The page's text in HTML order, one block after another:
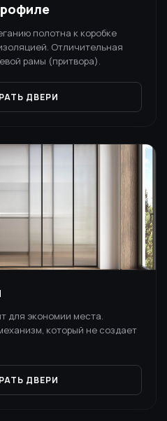
полотна к коробке
Отличительная
рамы (притвора).
ДВЕРИ
для экономии места.
который не создает
ДВЕРИ